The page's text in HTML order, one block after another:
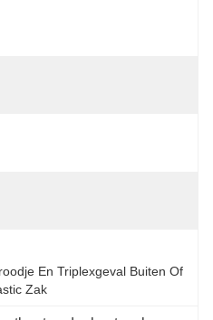
En Triplexgeval Buiten Of
Zak